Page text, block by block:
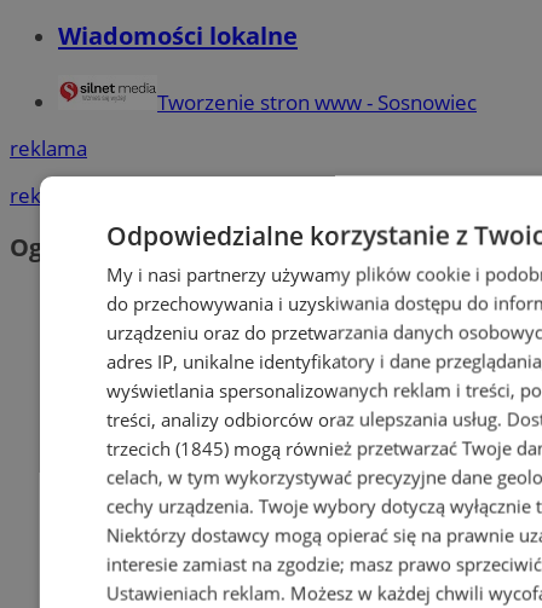
Wiadomości lokalne
Tworzenie stron www - Sosnowiec
reklama
reklama
OgłoszeniaOdpowiedzialne korzystanie z
My i nasi partnerzy używamy plików cookie i
do przechowywania i uzyskiwania dostępu do
urządzeniu oraz do przetwarzania danych
adres IP, unikalne identyfikatory i dane
wyświetlania spersonalizowanych reklam i treści,
treści, analizy odbiorców oraz ulepszania usług.
trzecich (1845)mogą również przetwarzać Twoje
celach, w tym wykorzystywać precyzyjne dane
cechy urządzenia. Twoje wybory dotyczą wyłącznie
Niektórzy dostawcy mogą opierać się na prawnie
interesie zamiast na zgodzie; masz prawo
Ustawieniach reklam. Możesz w każdej chwili